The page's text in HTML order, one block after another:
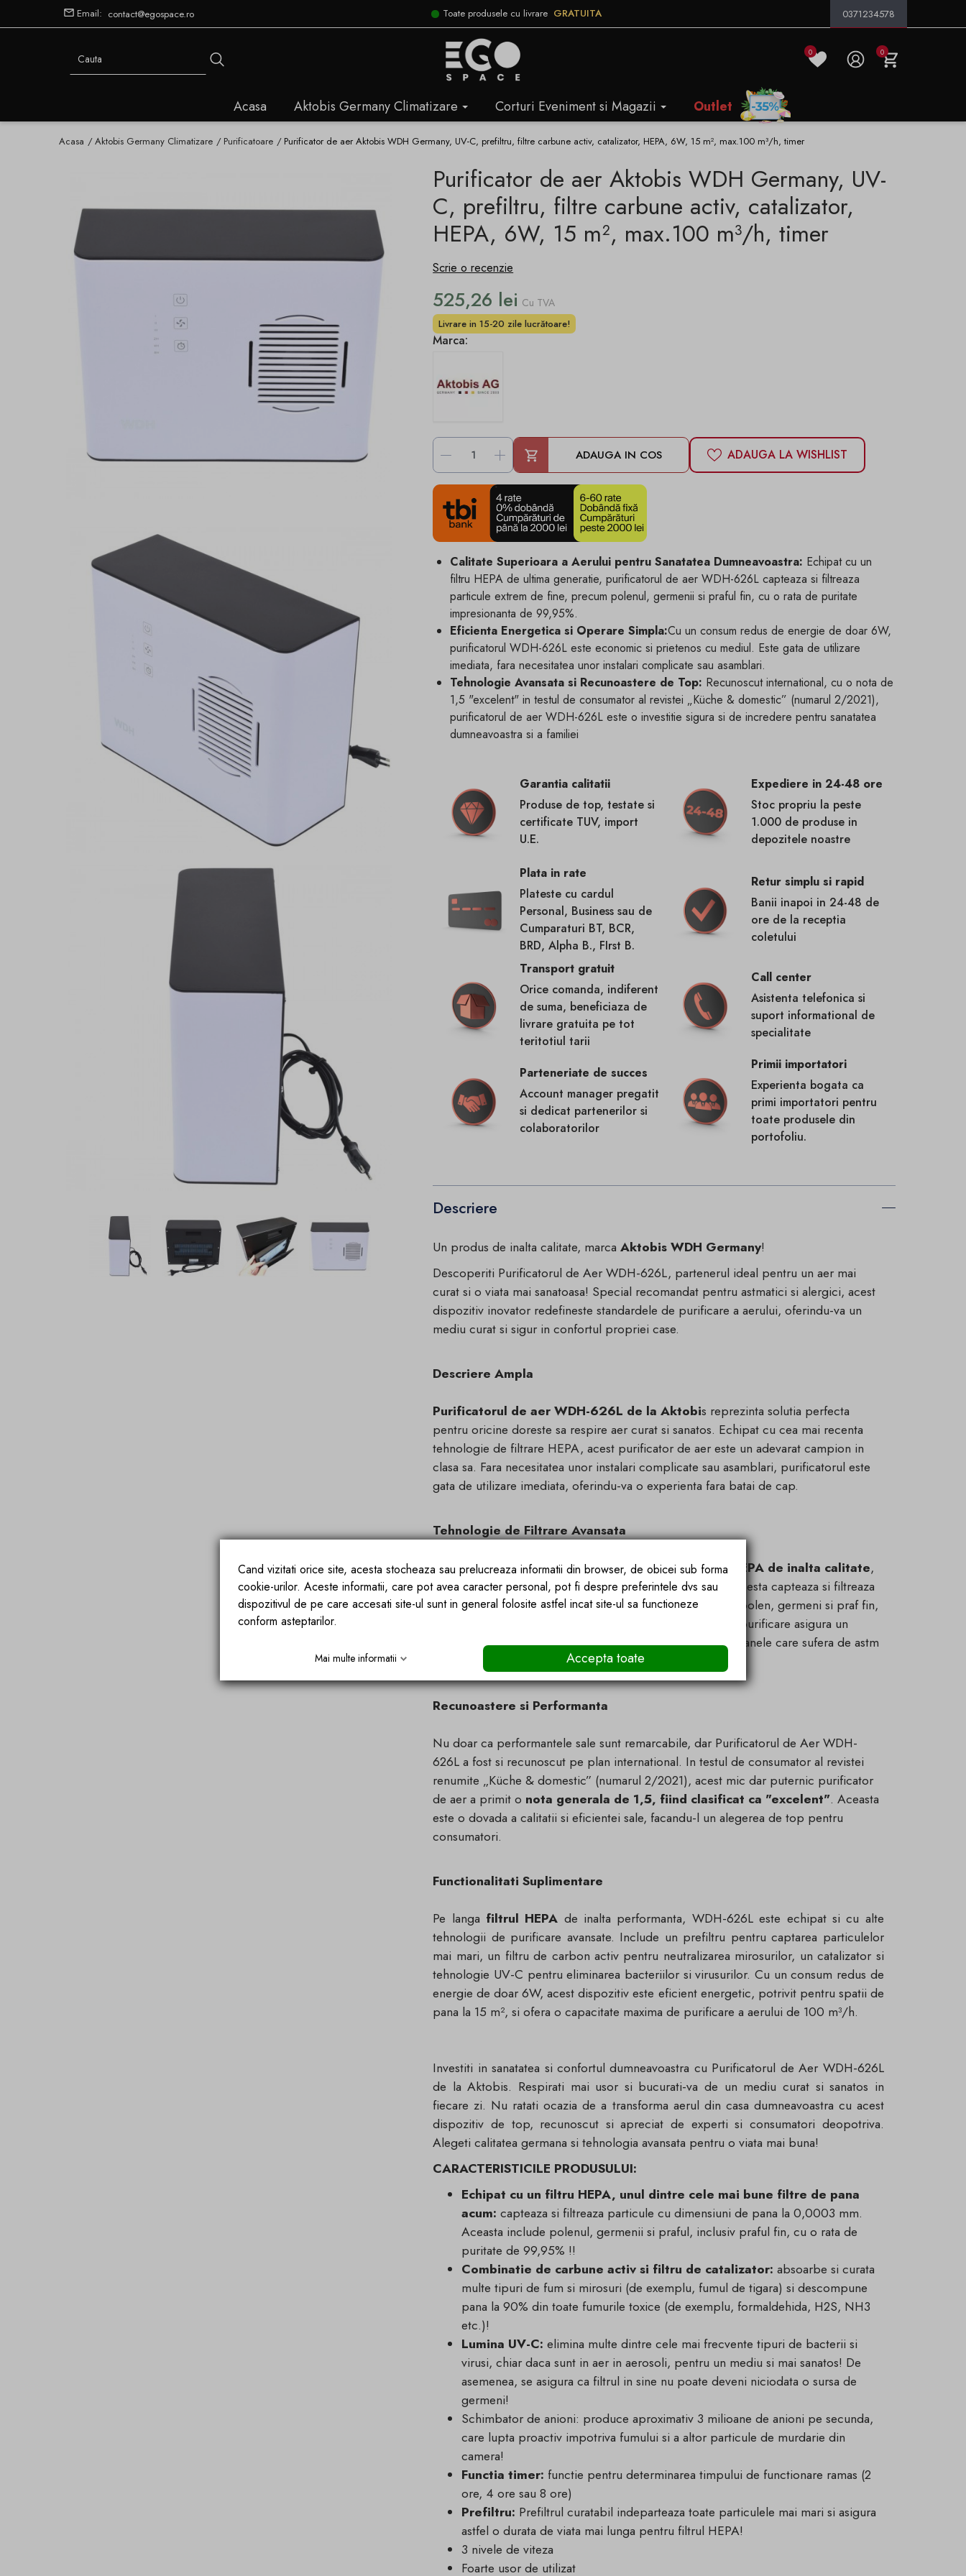
Email: contact@egospace.ro Toate produsele cu livrare GRATUITA 0371234578
0 0
Acasa Aktobis Germany Climatizare Corturi Eveniment si Magazii Outlet
Acasa Aktobis Germany Climatizare Purificatoare Purificator de aer Aktobis WDH Germany, UV-C, prefiltru, filtre carbune activ, catalizator, HEPA, 6W, 15 m², max.100 m³/h, timer
Purificator de aer Aktobis WDH Germany, UV-
C, prefiltru, filtre carbune activ, catalizator,
HEPA, 6W, 15 m², max.100 m³/h, timer
Scrie o recenzie
525,26 lei Cu TVA
Livrare in 15-20 zile lucrătoare!
Marca:
- + ADAUGA IN COS ADAUGA LA WISHLIST
Calitate Superioara a Aerului pentru Sanatatea Dumneavoastra: Echipat cu un
filtru HEPA de ultima generatie, purificatorul de aer WDH-626L capteaza si filtreaza
particule extrem de fine, precum polenul, germenii si praful fin, cu o rata de puritate
impresionanta de 99,95%.
Eficienta Energetica si Operare Simpla:Cu un consum redus de energie de doar 6W,
purificatorul WDH-626L este economic si prietenos cu mediul. Este gata de utilizare
imediata, fara necesitatea unor instalari complicate sau asamblari.
Tehnologie Avansata si Recunoastere de Top: Recunoscut international, cu o nota de
1,5 "excelent" in testul de consumator al revistei „Küche & domestic” (numarul 2/2021),
purificatorul de aer WDH-626L este o investitie sigura si de incredere pentru sanatatea
dumneavoastra si a familiei
Garantia calitatii
Produse de top, testate si
certificate TUV, import
U.E.
Expediere in 24-48 ore
Stoc propriu la peste
1.000 de produse in
depozitele noastre
Plata in rate
Plateste cu cardul
Personal, Business sau de
Cumparaturi BT, BCR,
BRD, Alpha B., FIrst B.
Retur simplu si rapid
Banii inapoi in 24-48 de
ore de la receptia
coletului
Transport gratuit
Orice comanda, indiferent
de suma, beneficiaza de
livrare gratuita pe tot
teritotiul tarii
Call center
Asistenta telefonica si
suport informational de
specialitate
Parteneriate de succes
Account manager pregatit
si dedicat partenerilor si
colaboratorilor
Primii importatori
Experienta bogata ca
primi importatori pentru
toate produsele din
portofoliu.
Descriere
Un produs de inalta calitate, marcaAktobis WDH Germany!
Descoperiti Purificatorul de Aer WDH-626L, partenerul ideal pentru un aer mai
curat si o viata mai sanatoasa! Special recomandat pentru astmatici si alergici, acest
dispozitiv inovator redefineste standardele de purificare a aerului, oferindu-va un
mediu curat si sigur in confortul propriei case.
Descriere Ampla
Purificatorul de aer WDH-626L de la Aktobis reprezinta solutia perfecta
pentru oricine doreste sa respire aer curat si sanatos. Echipat cu cea mai recenta
tehnologie de filtrare HEPA, acest purificator de aer este un adevarat campion in
clasa sa. Fara necesitatea unor instalari complicate sau asamblari, purificatorul este
gata de utilizare imediata, oferindu-va o experienta fara batai de cap.
Tehnologie de Filtrare Avansata
La baza performantelor sale impresionante sta un filtru HEPA de inalta calitate,
unul dintre cele mai eficiente filtre disponibile pe piata. Acesta capteaza si filtreaza
particule extrem de fine, de pana la 0,0003 mm, inclusiv polen, germeni si praf fin,
cu o rata de puritate uluitoare de 99,95%. Acest nivel de purificare asigura un
mediu sanatos si lipsit de alergeni, fiind ideal pentru persoanele care sufera de astm
Recunoastere si Performanta
Nu doar ca performantele sale sunt remarcabile, dar Purificatorul de Aer WDH-
626L a fost si recunoscut pe plan international. In testul de consumator al revistei
renumite „Küche & domestic” (numarul 2/2021), acest mic dar puternic purificator
de aer a primit o nota generala de 1,5, fiind clasificat ca "excelent". Aceasta
este o dovada a calitatii si eficientei sale, facandu-l un alegerea de top pentru
consumatori.
Functionalitati Suplimentare
Pe langa filtrul HEPA de inalta performanta, WDH-626L este echipat si cu alte
tehnologii de purificare avansate. Include un prefiltru pentru captarea particulelor
mai mari, un filtru de carbon activ pentru neutralizarea mirosurilor, un catalizator si
tehnologie UV-C pentru eliminarea bacteriilor si virusurilor. Cu un consum redus de
energie de doar 6W, acest dispozitiv este eficient energetic, potrivit pentru spatii de
pana la 15 m², si ofera o capacitate maxima de purificare a aerului de 100 m³/h.
Investiti in sanatatea si confortul dumneavoastra cu Purificatorul de Aer WDH-626L
de la Aktobis. Respirati mai usor si bucurati-va de un mediu curat si sanatos in
fiecare zi. Nu ratati ocazia de a transforma aerul din casa dumneavoastra cu acest
dispozitiv de top, recunoscut si apreciat de experti si consumatori deopotriva.
Alegeti calitatea germana si tehnologia avansata pentru o viata mai buna!
CARACTERISTICILE PRODUSULUI:
Echipat cu un filtru HEPA, unul dintre cele mai bune filtre de pana
acum: capteaza si filtreaza particule cu dimensiuni de pana la 0,0003 mm.
Aceasta include polenul, germenii si praful, inclusiv praful fin, cu o rata de
puritate de 99,95% !!
Combinatie de carbune activ si filtru de catalizator: absoarbe si curata
multe tipuri de fum si mirosuri (de exemplu, fumul de tigara) si descompune
pana la 90% din toate fumurile toxice (de exemplu, formaldehida, H2S, NH3
etc.)!
Lumina UV-C: elimina multe dintre cele mai frecvente tipuri de bacterii si
virusi, chiar daca sunt in aer in aerosoli, pentru un mediu si mai sanatos! De
asemenea, se asigura ca filtrul in sine nu poate deveni niciodata o sursa de
germeni!
Schimbator de anioni: produce aproximativ 3 milioane de anioni pe secunda,
care lupta proactiv impotriva fumului si a altor particule de murdarie din
camera!
Functia timer: functie pentru determinarea timpului de functionare ramas (2
ore, 4 ore sau 8 ore)
Prefiltru: Prefiltrul curatabil indeparteaza toate particulele mai mari si asigura
astfel o durata de viata mai lunga pentru filtrul HEPA!
3 nivele de viteza
Foarte usor de utilizat
Cand vizitati orice site, acesta stocheaza sau prelucreaza informatii din browser, de obicei sub forma
cookie-urilor. Aceste informatii, care pot avea caracter personal, pot fi despre preferintele dvs sau
dispozitivul de pe care accesati site-ul sunt in general folosite astfel incat site-ul sa functioneze
conform asteptarilor.
Mai multe informatii Accepta toate